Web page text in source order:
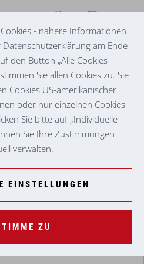
ZUM:R
Förderungen, wichtige
- nähere Informationen
am Ende
den Button „Alle Cookies
Sie allen Cookies zu. Sie
Cookies US-amerikanischer
oder nur einzelnen Cookies
Sie bitte auf „Individuelle
Sie Ihre Zustimmungen
verwalten.
EINSTELLUNGEN
ZU